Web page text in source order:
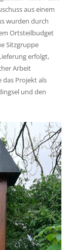
aus einem
wurden durch
Ortsteilbudget
Sitzgruppe
erfolgt,
Arbeit
das Projekt als
und den